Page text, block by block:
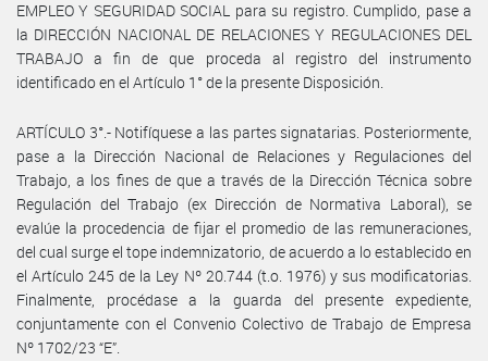
EMPLEO Y SEGURIDAD SOCIAL para su registro. Cumplido, pase a
la DIRECCIÓN NACIONAL DE RELACIONES Y REGULACIONES DEL
TRABAJO a fin de que proceda al registro del instrumento
identificado en el Artículo 1° de la presente Disposición.
ARTÍCULO 3°.- Notifíquese a las partes signatarias. Posteriormente,
pase a la Dirección Nacional de Relaciones y Regulaciones del
Trabajo, a los fines de que a través de la Dirección Técnica sobre
Regulación del Trabajo (ex Dirección de Normativa Laboral), se
evalúe la procedencia de fijar el promedio de las remuneraciones,
del cual surge el tope indemnizatorio, de acuerdo a lo establecido en
el Artículo 245 de la Ley Nº 20.744 (t.o. 1976) y sus modificatorias.
Finalmente, procédase a la guarda del presente expediente,
conjuntamente con el Convenio Colectivo de Trabajo de Empresa
Nº 1702/23 “E”.